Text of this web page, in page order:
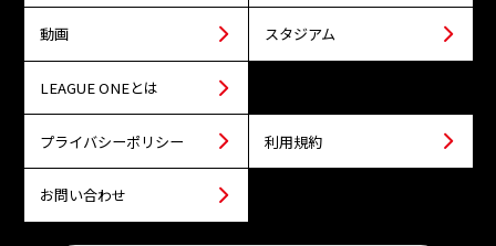
動画 スタジアム
LEAGUE ONEとは
プライバシーポリシー 利用規約
お問い合わせ